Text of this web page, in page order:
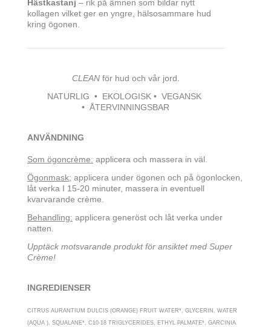
Hästkastanj – rik på ämnen som bildar nytt
kollagen vilket ger en yngre, hälsosammare hud
kring ögonen.
CLEANför hud och vår jord.
NATURLIG • EKOLOGISK • VEGANSK
• ÅTERVINNINGSBAR
ANVÄNDNING
Som ögoncrème: applicera och massera in väl.
Ögonmask; applicera under ögonen och på ögonlocken,
låt verka I 15-20 minuter, massera in eventuell
kvarvarande crème.
Behandling: applicera generöst och låt verka under
natten.
Upptäck motsvarande produkt för ansiktet med Super
Crème!
INGREDIENSER
CITRUS AURANTIUM DULCIS (ORANGE) FRUIT WATER*, GLYCERIN, WATER
(AQUA ), SQUALANE*, C10-18 TRIGLYCERIDES, ETHYL PALMATE*, GARCINIA